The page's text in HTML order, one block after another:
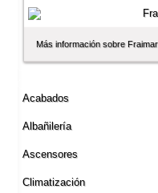
Más información sobre
Acabados
Albañilerí­a
Ascensores
Climatización